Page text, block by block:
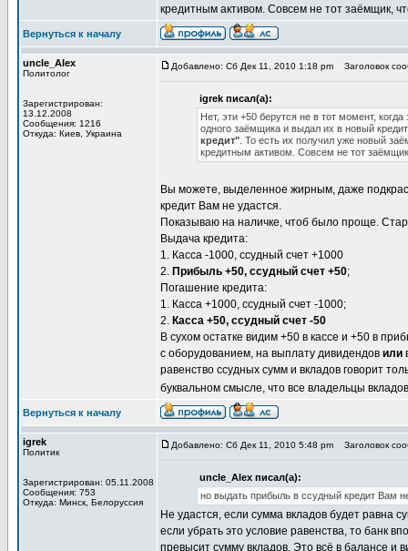
кредитным активом. Совсем не тот заёмщик,
Вернуться к началу
uncle_Alex
Политолог
Зарегистрирован:
13.12.2008
Сообщения: 1216
Откуда: Киев, Украина
Добавлено: Сб Дек 11, 2010 1:18 pm Заголовок
igrek писал(а):
Нет, эти +50 берутся не в тот момент,
одного заёмщика и выдал их в новый
кредит" . То есть их получил уже новый
кредитным активом. Совсем не тот
Вы можете, выделенное жирным, даже
кредит Вам не удастся.
Показываю на наличке, чтоб было проще.
Выдача кредита:
1. Касса -1000, ссудный счет +1000
2. Прибыль +50, ссудный счет +50;
Погашение кредита:
1. Касса +1000, ссудный счет -1000;
2. Касса +50, ссудный счет -50
В сухом остатке видим +50 в кассе и +50 в
с оборудованием, на выплату дивидендов или
равенство ссудных сумм и вкладов говорит
буквальном смысле, что все владельцы
Вернуться к началу
igrek
Политик
Зарегистрирован: 05.11.2008
Сообщения: 753
Откуда: Минск, Белоруссия
Добавлено: Сб Дек 11, 2010 5:48 pm Заголовок
uncle_Alex писал(а):
но выдать прибыль в ссудный кредит Вам
Не удастся, если сумма вкладов будет равна
если убрать это условие равенства, то банк
превысит сумму вкладов. Это всё в балансе и